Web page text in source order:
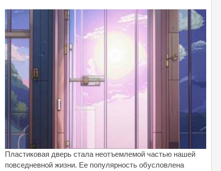
Пластиковая дверь стала неотъемлемой частью нашей
повседневной жизни. Ее популярность обусловлена